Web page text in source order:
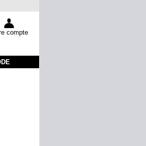
compte